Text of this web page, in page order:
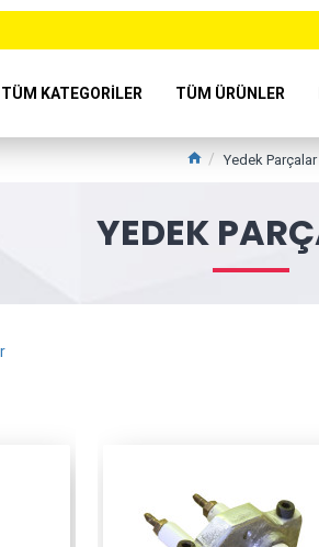
TÜM KATEGORILER TÜM ÜRÜNLER
Yedek Parçalar
YEDEK